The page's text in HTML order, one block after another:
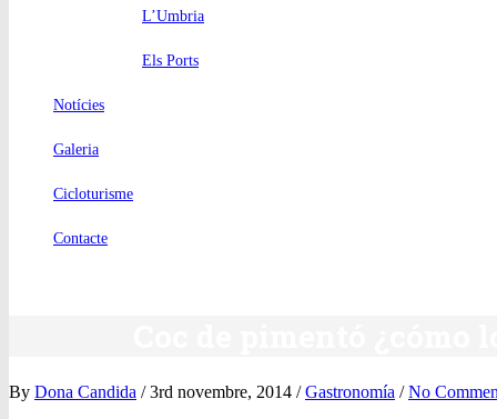
L’Umbria
Els Ports
Notícies
Galeria
Cicloturisme
Contacte
By Dona Candida / 3rd novembre, 2014 /Gastronomía /No